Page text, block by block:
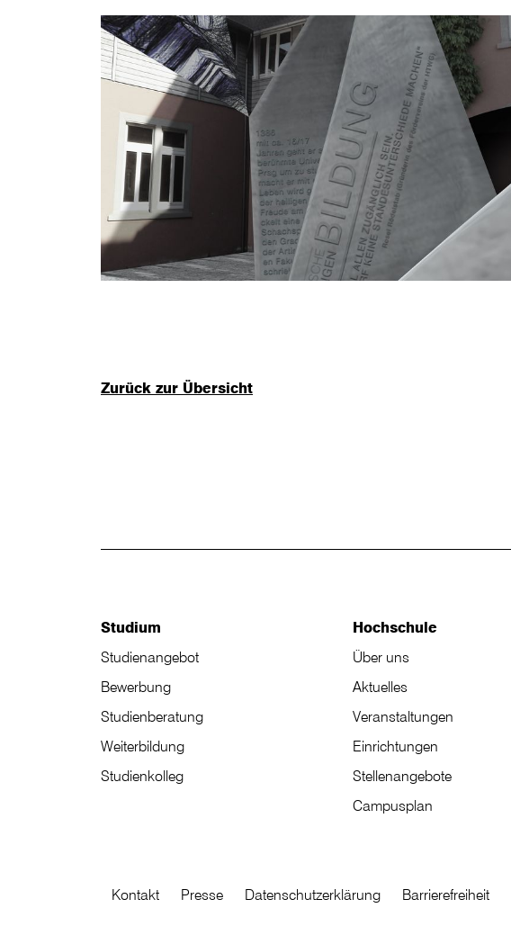
Zurück zur Übersicht
Studium
Studienangebot
Bewerbung
Studienberatung
Weiterbildung
Studienkolleg
Hochschule
Über uns
Aktuelles
Veranstaltungen
Einrichtungen
Stellenangebote
Campusplan
Kontakt Presse Datenschutzerklärung Barrierefreiheit